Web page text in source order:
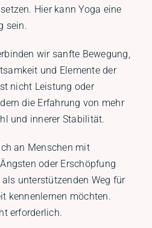
Hier kann Yoga eine
sein.
wir sanfte Bewegung,
und Elemente der
nicht Leistung oder
die Erfahrung von mehr
und innerer Stabilität.
an Menschen mit
oder Erschöpfung
unterstützenden Weg für
kennenlernen möchten.
erforderlich.